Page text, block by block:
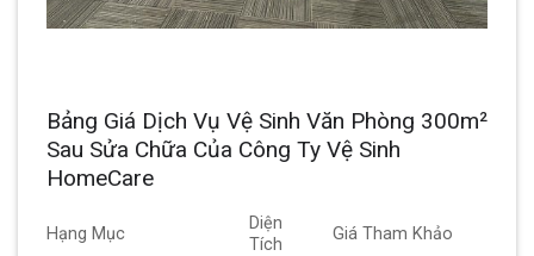
Bảng Giá Dịch Vụ Vệ Sinh Văn Phòng 300m²
Sau Sửa Chữa Của Công Ty Vệ Sinh
HomeCare
Hạng Mục
Diện
Tích
Giá Tham Khảo